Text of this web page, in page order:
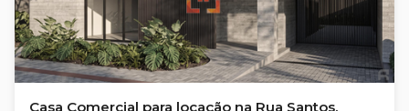
Casa Comercial para locação na Rua Santos,